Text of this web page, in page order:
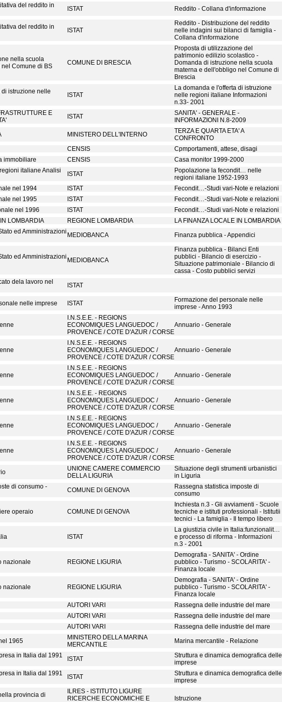
del reddito in
ISTAT Reddito - Collana d'informazione
del reddito in
ISTAT
Reddito - Distribuzione del reddito
nelle indagini sui bilanci di famiglia -
Collana d'informazione
nella scuola
Comune di BS
COMUNE DI BRESCIA
Proposta di utilizzazione del
patrimonio edilizio scolastico -
Domanda di istruzione nella scuola
materna e dell'obbligo nel Comune di
Brescia
di istruzione nelle
ISTAT
La domanda e l'offerta di istruzione
nelle regioni italiane Informazioni
n.33- 2001
E
ISTAT
SANITA' - GENERALE -
INFORMAZIONI N.8-2009
MINISTERO DELL'INTERNO
TERZA E QUARTA ETA' A
CONFRONTO
CENSIS Cpmportamenti, attese, disagi
immobiliare
CENSIS Casa monitor 1999-2000
italiane Analisi
ISTAT
Popolazione la fecondit… nelle
regioni italiane 1952-1993
nel 1994
ISTAT Fecondit…-Studi vari-Note e relazioni
nel 1995
ISTAT Fecondit…-Studi vari-Note e relazioni
nel 1996
ISTAT Fecondit…-Studi vari-Note e relazioni
LOMBARDIA
REGIONE LOMBARDIA LA FINANZA LOCALE IN LOMBARDIA
ed Amministrazioni MEDIOBANCA Finanza pubblica - Appendici
ed Amministrazioni MEDIOBANCA
Finanza pubblica - Bilanci Enti
pubblici - Bilancio di esercizio -
Situazione patrimoniale - Bilancio di
cassa - Costo pubblici servizi
dela lavoro nel
ISTAT
nelle imprese ISTAT
Formazione del personale nelle
imprese - Anno 1993
I.N.S.E.E. - REGIONS
ECONOMIQUES LANGUEDOC /
PROVENCE / COTE D'AZUR / CORSE
Annuario - Generale
I.N.S.E.E. - REGIONS
ECONOMIQUES LANGUEDOC /
PROVENCE / COTE D'AZUR / CORSE
Annuario - Generale
I.N.S.E.E. - REGIONS
ECONOMIQUES LANGUEDOC /
PROVENCE / COTE D'AZUR / CORSE
Annuario - Generale
I.N.S.E.E. - REGIONS
ECONOMIQUES LANGUEDOC /
PROVENCE / COTE D'AZUR / CORSE
Annuario - Generale
I.N.S.E.E. - REGIONS
ECONOMIQUES LANGUEDOC /
PROVENCE / COTE D'AZUR / CORSE
Annuario - Generale
I.N.S.E.E. - REGIONS
ECONOMIQUES LANGUEDOC /
PROVENCE / COTE D'AZUR / CORSE
Annuario - Generale
UNIONE CAMERE COMMERCIO
DELLA LIGURIA
Situazione degli strumenti urbanistici
in Liguria
di consumo -
COMUNE DI GENOVA
Rassegna statistica imposte di
consumo
operaio COMUNE DI GENOVA
Inchiesta n.3 - Gli avviamenti - Scuole
tecniche e istituti professionali - Istitutii
tecnici - La famiglia - Il tempo libero
ISTAT
La giustizia civile in Italia:funzionalit…
e processo di riforma - Informazioni
n.3 - 2001
nazionale REGIONE LIGURIA
Demografia - SANITA' - Ordine
pubblico - Turismo - SCOLARITA' -
Finanza locale
nazionale REGIONE LIGURIA
Demografia - SANITA' - Ordine
pubblico - Turismo - SCOLARITA' -
Finanza locale
AUTORI VARI Rassegna delle industrie del mare
AUTORI VARI Rassegna delle industrie del mare
AUTORI VARI Rassegna delle industrie del mare
1965
MINISTERO DELLA MARINA
MERCANTILE
Marina mercantile - Relazione
in Italia dal 1991
ISTAT
Struttura e dinamica demografica delle
imprese
in Italia dal 1991
ISTAT
Struttura e dinamica demografica delle
imprese
provincia di
ILRES - ISTITUTO LIGURE
RICERCHE ECONOMICHE E
Istruzione